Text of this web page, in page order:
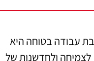
עבודה בטוחה היא
לצמיחה ולחדשנות של